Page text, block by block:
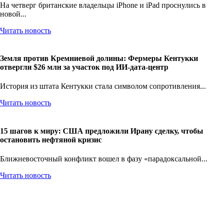
На четверг британские владельцы iPhone и iPad проснулись в
новой...
Читать новость
Земля против Кремниевой долины: Фермеры Кентукки
отвергли $26 млн за участок под ИИ-дата-центр
История из штата Кентукки стала символом сопротивления...
Читать новость
15 шагов к миру: США предложили Ирану сделку, чтобы
остановить нефтяной кризис
Ближневосточный конфликт вошел в фазу «парадоксальной...
Читать новость